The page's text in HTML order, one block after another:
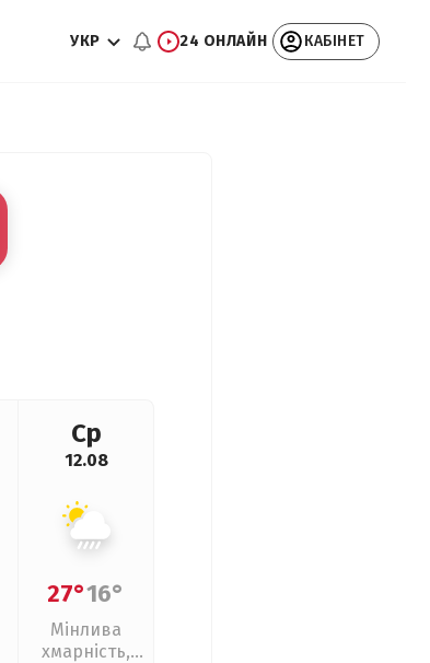
УКР 24 ОНЛАЙН КАБІНЕТ
Ср
12.08
27°16°
Мінлива
хмарність,